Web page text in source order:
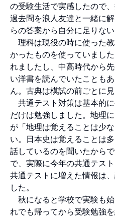
の受験生活で実感したので
過去問を浪人友達と一緒に
らの答案から自分に足りな
理科は現役の時に使った
かったものを使っていまし
れましたし、中高時代から
い洋書を読んでいたことも
ん。古典は模試の前ごとに
共通テスト対策は基本的
だけは勉強しました。地理
が「地理は覚えることは少
い。日本史は覚えることは
話しているのを聞いたから
で、実際に今年の共通テス
共通テストに増えた情報は
した。
秋になると学校で実験も
れでも帰ってから受験勉強